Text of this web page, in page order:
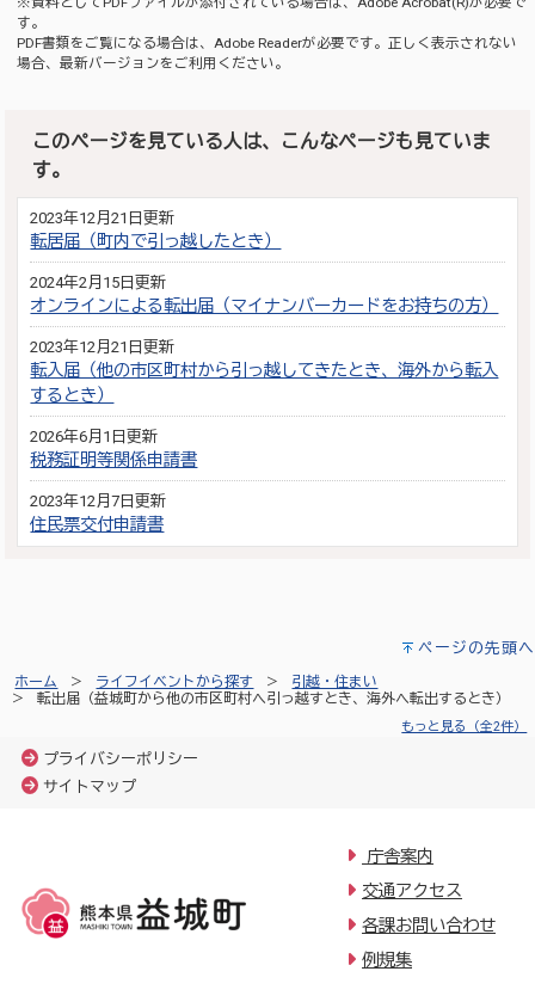
す。
PDF書類をご覧になる場合は、 Adobe Readerが必要です。正しく表示されない
場合、最新バージョンをご利用ください。
このページを見ている人は、こんなページも見ていま
す。
2023年12月21日更新
転居届（町内で引っ越したとき）
2024年2月15日更新
オンラインによる転出届（マイナンバーカードをお持ちの方）
2023年12月21日更新
転入届（他の市区町村から引っ越してきたとき、海外から転入
するとき）
2026年6月1日更新
税務証明等関係申請書
2023年12月7日更新
住民票交付申請書
ページの先頭へ
ホーム ライフイベントから探す
引越・住まい
転出届（益城町から他の市区町村へ引っ越すとき、海外へ転出するとき）
もっと見る（全2件）
プライバシーポリシー
サイトマップ
庁舎案内
交通アクセス
各課お問い合わせ
例規集